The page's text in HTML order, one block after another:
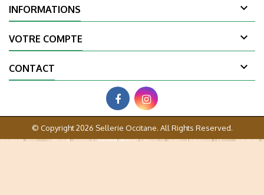
INFORMATIONS 
VOTRE COMPTE 
CONTACT 
© Copyright 2026 Sellerie Occitane. All Rights Reserved.